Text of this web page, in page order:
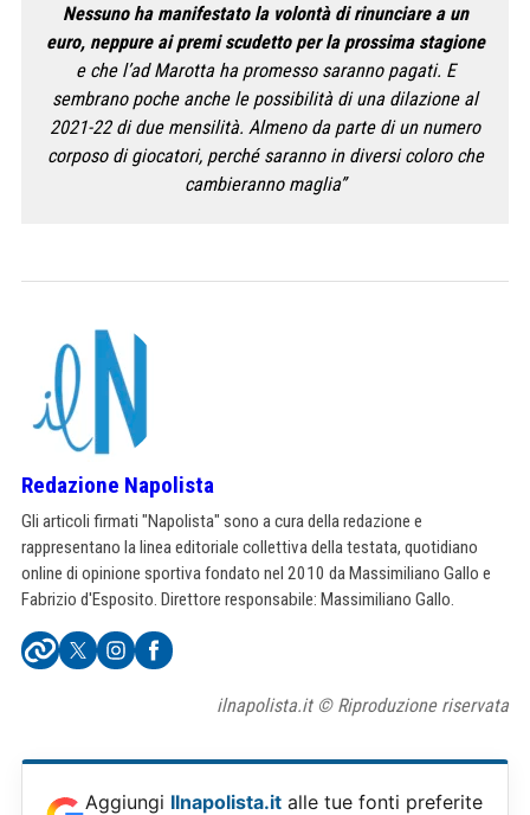
Nessuno ha manifestato la volontà di rinunciare a un
euro, neppure ai premi scudetto per la prossima stagione
e che l’ad Marotta ha promesso saranno pagati. E
sembrano poche anche le possibilità di una dilazione al
2021-22 di due mensilità. Almeno da parte di un numero
corposo di giocatori, perché saranno in diversi coloro che
cambieranno maglia”
Redazione Napolista
Gli articoli firmati "Napolista" sono a cura della redazione e
rappresentano la linea editoriale collettiva della testata, quotidiano
online di opinione sportiva fondato nel 2010 da Massimiliano Gallo e
Fabrizio d'Esposito. Direttore responsabile: Massimiliano Gallo.
ilnapolista.it © Riproduzione riservata
Aggiungi Ilnapolista.it alle tue fonti preferite